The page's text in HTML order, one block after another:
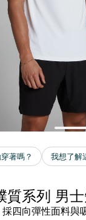
質系列 男
四向彈性面料與